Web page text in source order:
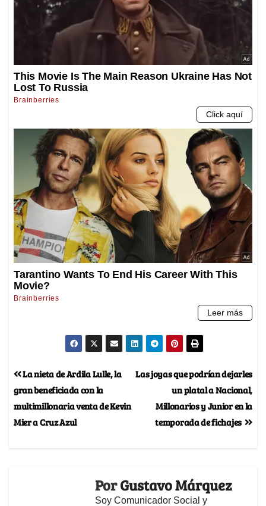
Las joyas que podrían dejarles
un platal a Nacional,
Millonarios y Junior en la
temporada de fichajes
La nieta de Ardila Lulle, la
gran beneficiada con la
multimillonaria venta de Kevin
Mier a Cruz Azul
PorGustavo Márquez
Soy Comunicador Social y